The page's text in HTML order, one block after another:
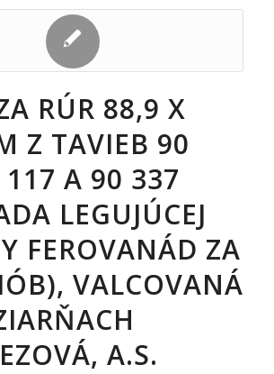
RÚR 88,9 X
Z TAVIEB 90
A 90 337
LEGUJÚCEJ
FEROVANÁD ZA
VALCOVANÁ
A.S.